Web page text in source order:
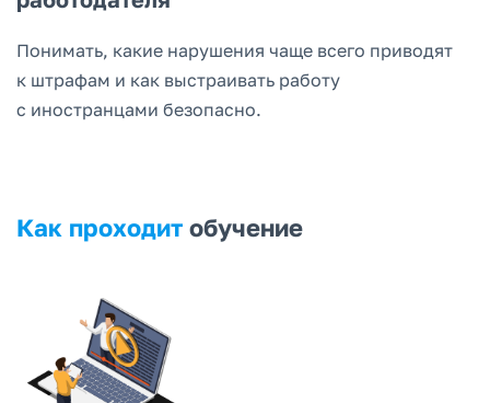
Понимать, какие нарушения чаще всего приводят
к штрафам и как выстраивать работу
с иностранцами безопасно.
Как проходит обучение